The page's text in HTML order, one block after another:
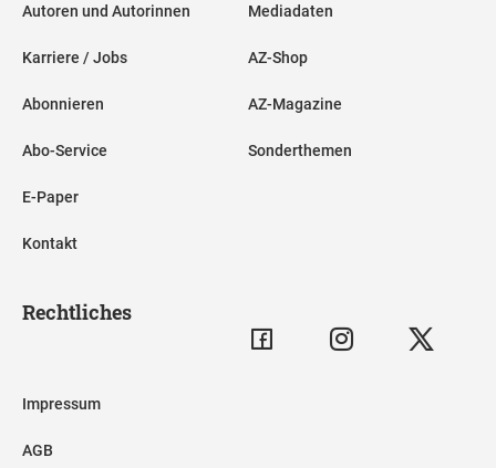
Autoren und Autorinnen
Karriere / Jobs
Abonnieren
Abo-Service
E-Paper
Kontakt
Mediadaten
AZ-Shop
AZ-Magazine
Sonderthemen
Rechtliches
Impressum
AGB